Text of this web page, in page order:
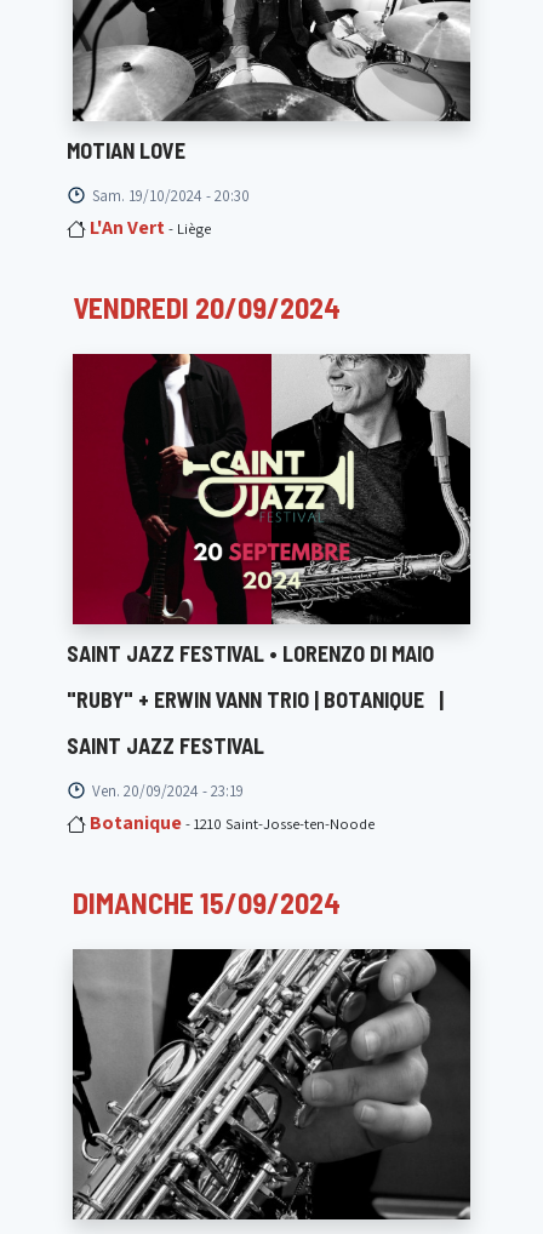
MOTIAN LOVE
Sam. 19/10/2024 - 20:30
L'An Vert- Liège
VENDREDI 20/09/2024
SAINT JAZZ FESTIVAL • LORENZO DI MAIO
"RUBY" + ERWIN VANN TRIO | BOTANIQUE |
SAINT JAZZ FESTIVAL
Ven. 20/09/2024 - 23:19
Botanique- 1210 Saint-Josse-ten-Noode
DIMANCHE 15/09/2024